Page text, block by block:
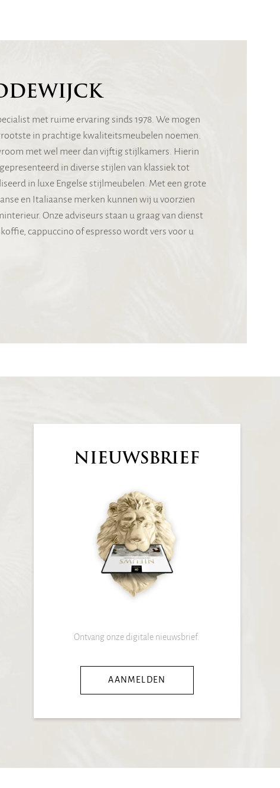
met ruime ervaring sinds 1978. We mogen
in prachtige kwaliteitsmeubelen noemen.
met wel meer dan vijftig stijlkamers. Hierin
in diverse stijlen van klassiek tot
in luxe Engelse stijlmeubelen. Met een grote
en Italiaanse merken kunnen wij u voorzien
Onze adviseurs staan u graag van dienst
cappuccino of espresso wordt vers voor u
NIEUWSBRIEF
Ontvang onze digitale nieuwsbrief.
AANMELDEN